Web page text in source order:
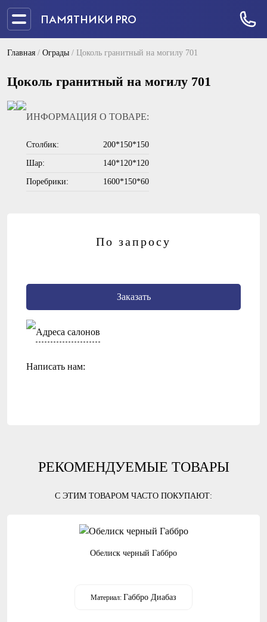
ПАМЯТНИКИ PRO
Главная / Ограды / Цоколь гранитный на могилу 701
Цоколь гранитный на могилу 701
ИНФОРМАЦИЯ О ТОВАРЕ:
Столбик: 200*150*150
Шар: 140*120*120
Поребрики: 1600*150*60
По запросу
Заказать
Адреса салонов
Написать нам:
РЕКОМЕНДУЕМЫЕ ТОВАРЫ
С ЭТИМ ТОВАРОМ ЧАСТО ПОКУПАЮТ:
Обелиск черный Габбро
Материал: Габбро Диабаз